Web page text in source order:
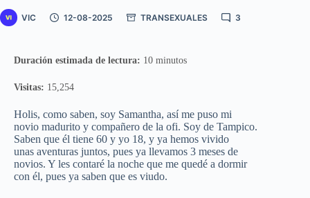
VIC 12-08-2025 TRANSEXUALES 3
Duración estimada de lectura: 10 minutos
Visitas: 15,254
Holis, como saben, soy Samantha, así me puso mi
novio madurito y compañero de la ofi. Soy de Tampico.
Saben que él tiene 60 y yo 18, y ya hemos vivido
unas aventuras juntos, pues ya llevamos 3 meses de
novios. Y les contaré la noche que me quedé a dormir
con él, pues ya saben que es viudo.